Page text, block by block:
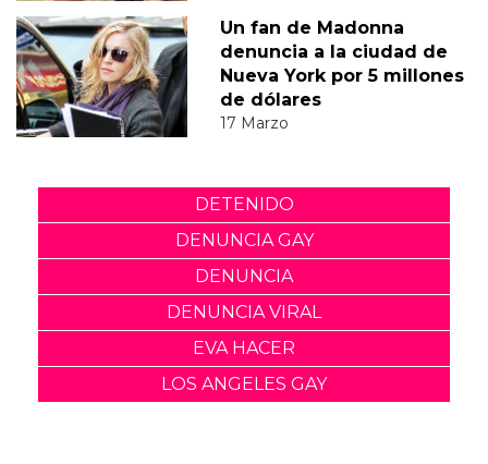
Un fan de Madonna
denuncia a la ciudad de
Nueva York por 5 millones
de dólares
17 Marzo
DETENIDO
DENUNCIA GAY
DENUNCIA
DENUNCIA VIRAL
EVA HACER
LOS ANGELES GAY